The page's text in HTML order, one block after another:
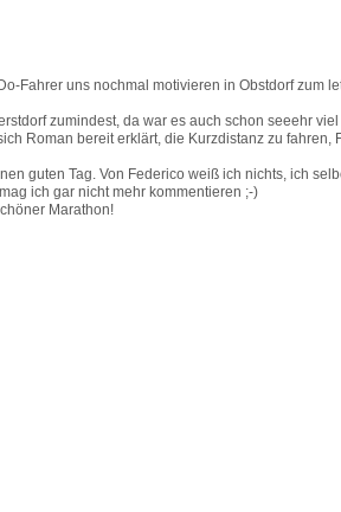
Fahrer uns nochmal motivieren in Obstdorf zum
zumindest, da war es auch schon seeehr viel
Roman bereit erklärt, die Kurzdistanz zu
guten Tag. Von Federico weiß ich nichts, ich
ich gar nicht mehr kommentieren ;-)
Marathon!